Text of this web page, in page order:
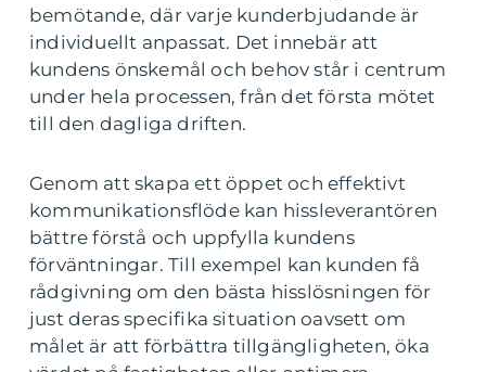
bemötande, där varje kunderbjudande är
individuellt anpassat. Det innebär att
kundens önskemål och behov står i centrum
under hela processen, från det första mötet
till den dagliga driften.
Genom att skapa ett öppet och effektivt
kommunikationsflöde kan hissleverantören
bättre förstå och uppfylla kundens
förväntningar. Till exempel kan kunden få
rådgivning om den bästa hisslösningen för
just deras specifika situation oavsett om
målet är att förbättra tillgängligheten, öka